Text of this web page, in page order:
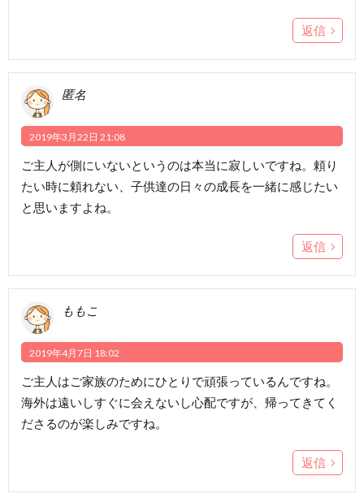
返信
匿名
2019年3月22日 21:08
ご主人が側にいないというのは本当に寂しいですね。頼り
たい時に頼れない、子供達の日々の成長を一緒に感じたい
と思いますよね。
返信
ももこ
2019年4月7日 18:02
ご主人はご家族のためにひとりで頑張っているんですね。
海外は遠いしすぐに会えないし心配ですが、帰ってきてく
ださるのが楽しみですね。
返信